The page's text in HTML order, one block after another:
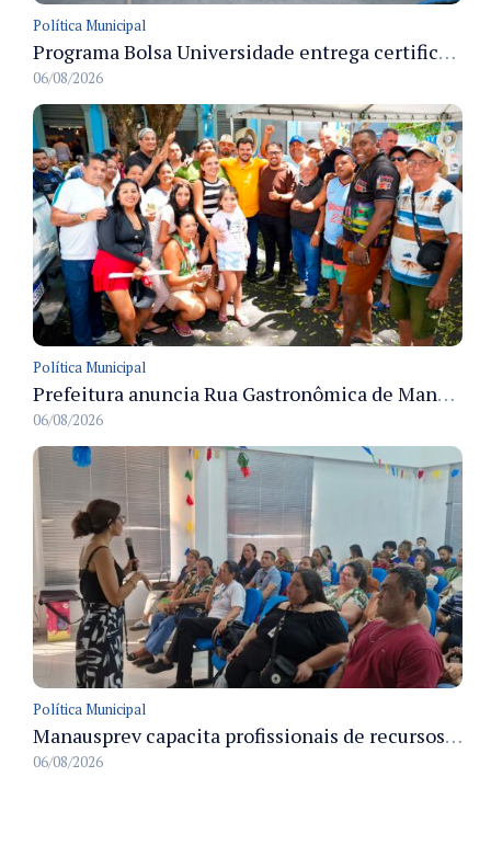
Política Municipal
Programa Bolsa Universidade entrega certificados a formandos em Manaus na sede do Executivo municipal
06/08/2026
Política Municipal
Prefeitura anuncia Rua Gastronômica de Manaus e garante alternativas para 54 ambulantes cadastrados
06/08/2026
Política Municipal
Manausprev capacita profissionais de recursos humanos para agilizar concessão de aposentadorias no município
06/08/2026